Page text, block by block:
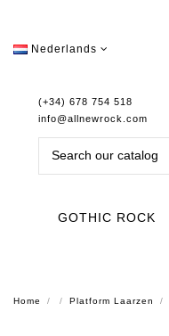
Nederlands
(+34) 678 754 518
info@allnewrock.com
GOTHIC ROCK
Home Platform Laarzen